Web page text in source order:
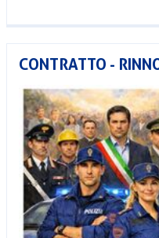
CONTRATTO -